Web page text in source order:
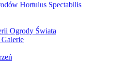
Hortulus Spectabilis
Ogrody Świata